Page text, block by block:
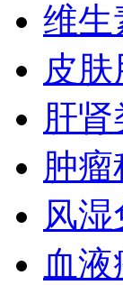
维生
皮
肝肾
肿瘤
风
血